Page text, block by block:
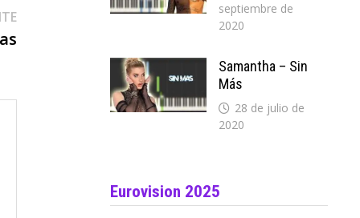
Entrada
septiembre de
2020
Samantha – Sin
Más
28 de julio de
2020
Eurovision 2025